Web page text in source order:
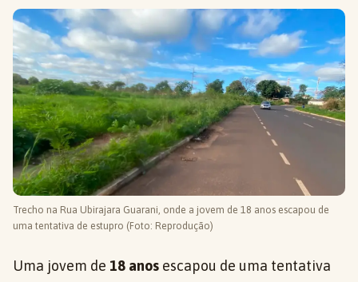
Trecho na Rua Ubirajara Guarani, onde a jovem de 18 anos escapou de
uma tentativa de estupro (Foto: Reprodução)
Uma jovem de 18 anos escapou de uma tentativa